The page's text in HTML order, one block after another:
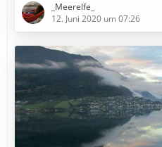
_Meerelfe_
12. Juni 2020 um 07:26